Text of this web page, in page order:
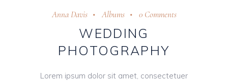
Anna Davis Albums 0 Comments
WEDDING
PHOTOGRAPHY
Lorem ipsum dolor sit amet, consectetuer